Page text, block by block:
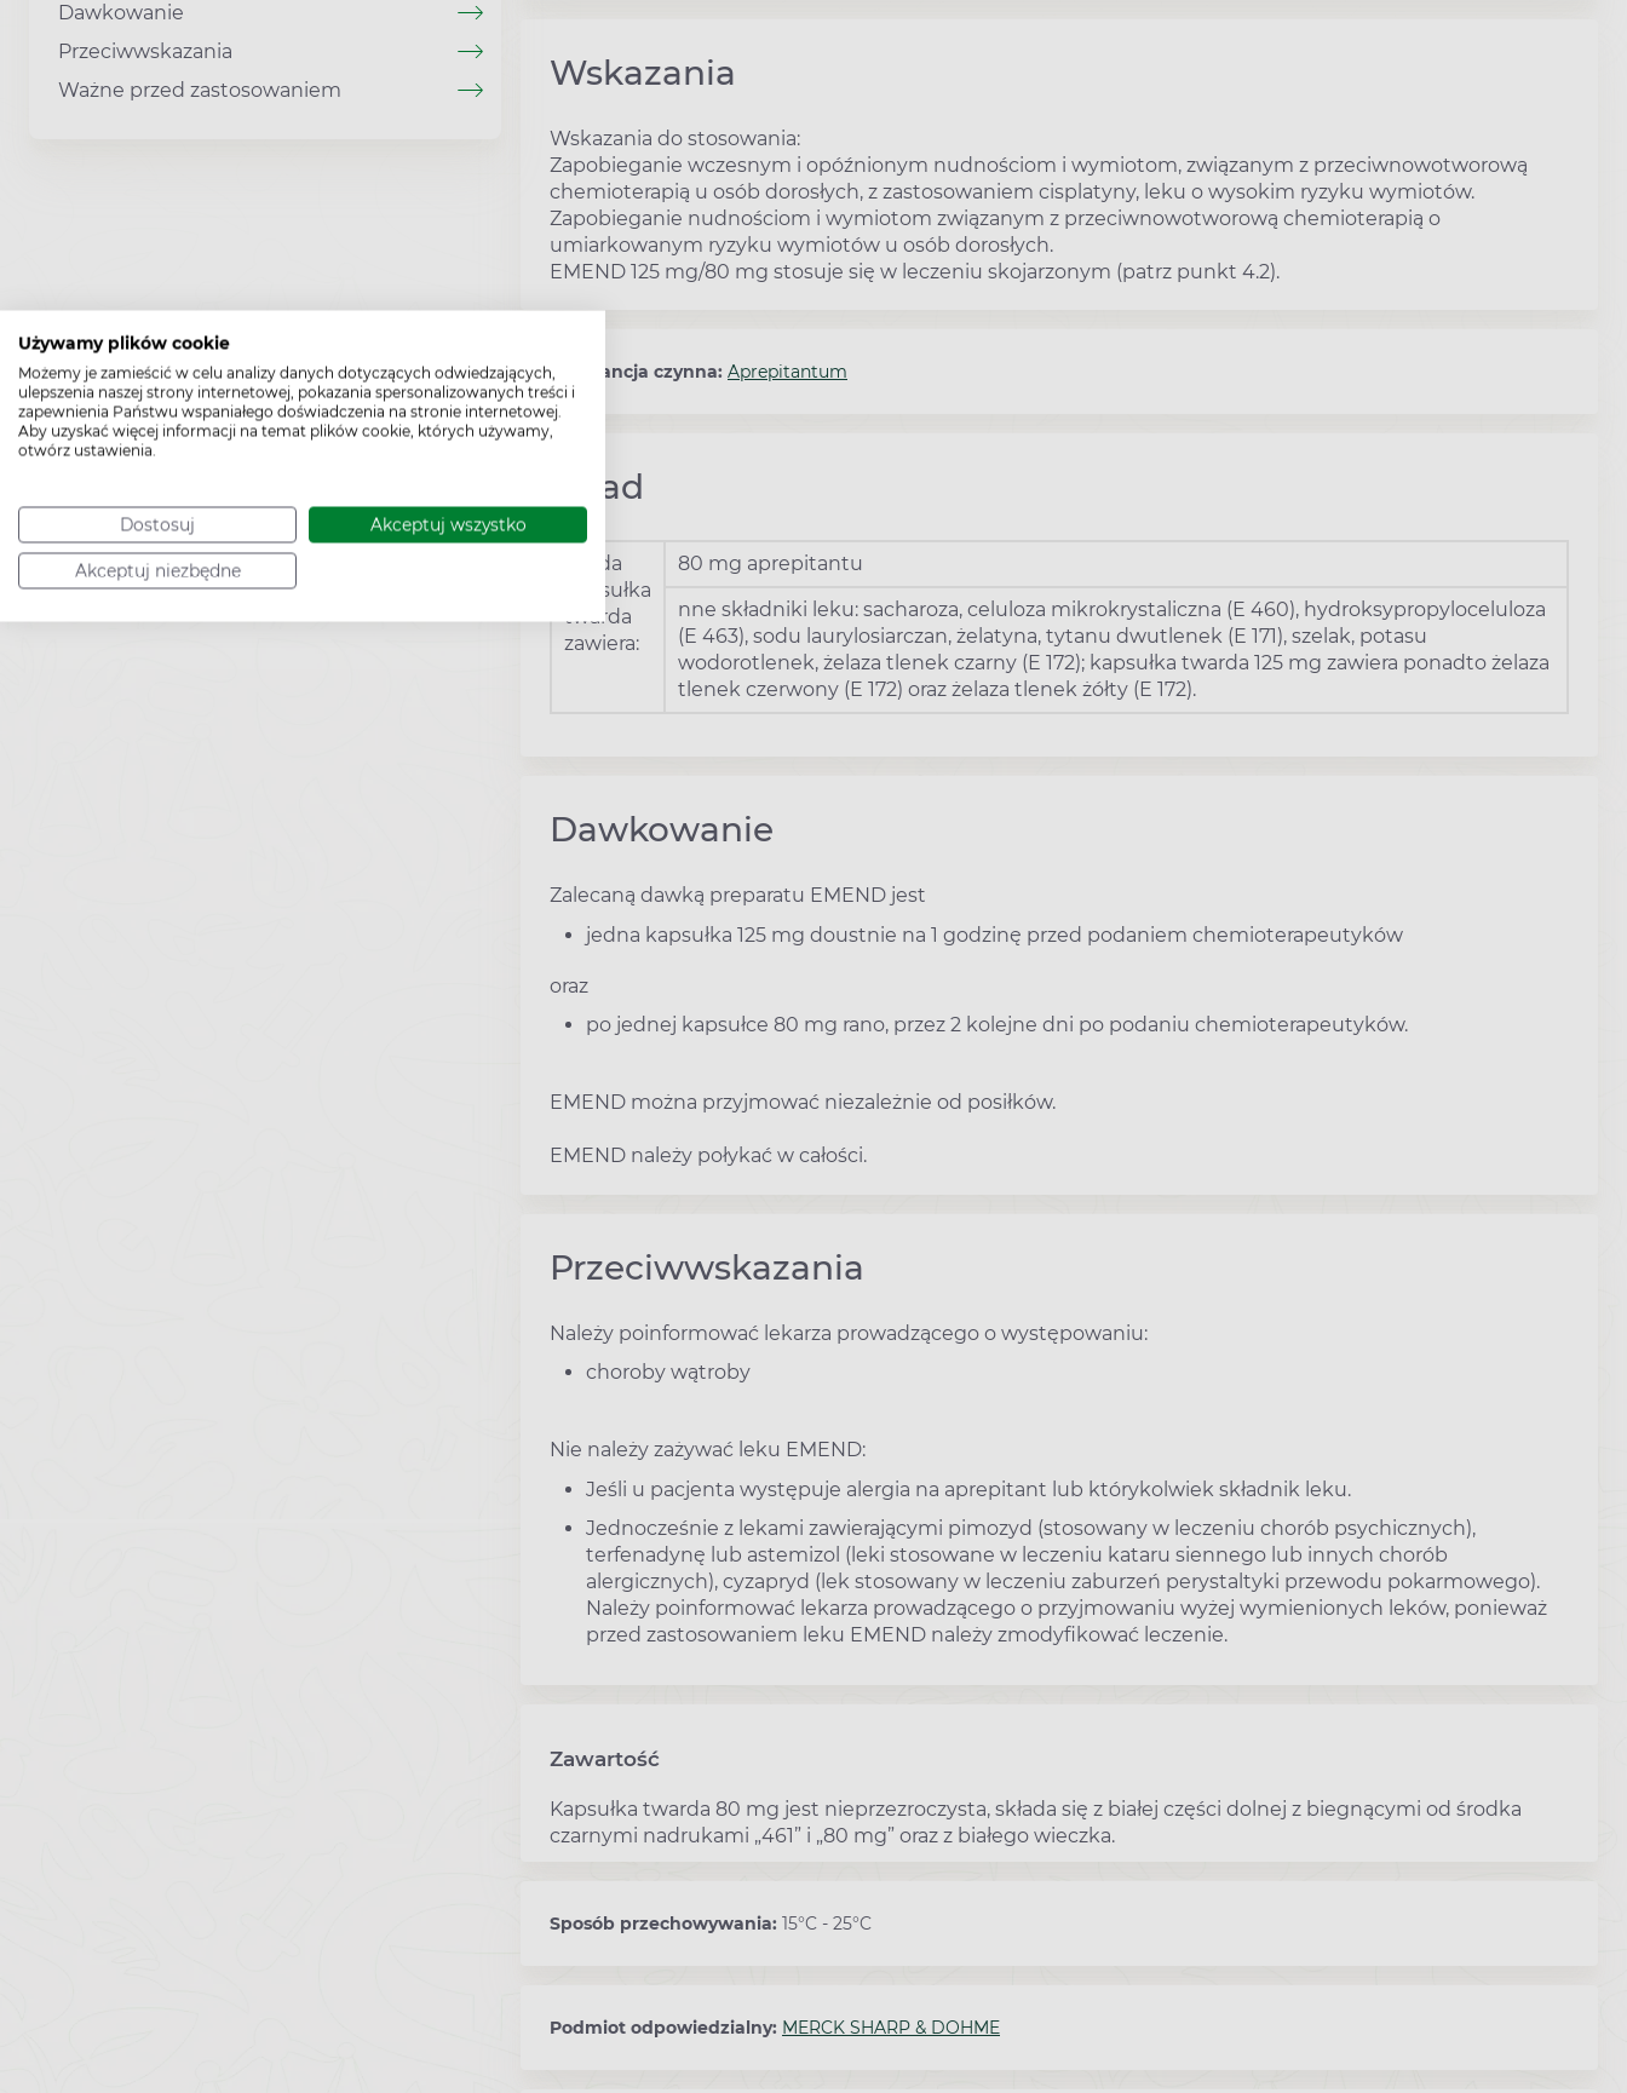
Używamy plików cookie
Możemy je zamieścić w celu analizy danych dotyczących odwiedzających,
ulepszenia naszej strony internetowej, pokazania spersonalizowanych treści i
zapewnienia Państwu wspaniałego doświadczenia na stronie internetowej.
Aby uzyskać więcej informacji na temat plików cookie, których używamy,
otwórz ustawienia.
Dostosuj Akceptuj wszystko
Akceptuj niezbędne
Dawkowanie
Przeciwwskazania
Ważne przed zastosowaniem
Wskazania
Wskazania do stosowania:
Zapobieganie wczesnym i opóźnionym nudnościom i wymiotom, związanym z przeciwnowotworową
chemioterapią u osób dorosłych, z zastosowaniem cisplatyny, leku o wysokim ryzyku wymiotów.
Zapobieganie nudnościom i wymiotom związanym z przeciwnowotworową chemioterapią o
umiarkowanym ryzyku wymiotów u osób dorosłych.
EMEND 125 mg/80 mg stosuje się w leczeniu skojarzonym (patrz punkt 4.2).
Substancja czynna: Aprepitantum
Skład
Każda
kapsułka
twarda
zawiera:
80 mg aprepitantu
nne składniki leku: sacharoza, celuloza mikrokrystaliczna (E 460), hydroksypropyloceluloza
(E 463), sodu laurylosiarczan, żelatyna, tytanu dwutlenek (E 171), szelak, potasu
wodorotlenek, żelaza tlenek czarny (E 172); kapsułka twarda 125 mg zawiera ponadto żelaza
tlenek czerwony (E 172) oraz żelaza tlenek żółty (E 172).
Dawkowanie
Zalecaną dawką preparatu EMEND jest
jedna kapsułka 125 mg doustnie na 1 godzinę przed podaniem chemioterapeutyków
oraz
po jednej kapsułce 80 mg rano, przez 2 kolejne dni po podaniu chemioterapeutyków.
EMEND można przyjmować niezależnie od posiłków.
EMEND należy połykać w całości.
Przeciwwskazania
Należy poinformować lekarza prowadzącego o występowaniu:
choroby wątroby
Nie należy zażywać leku EMEND:
Jeśli u pacjenta występuje alergia na aprepitant lub którykolwiek składnik leku.
Jednocześnie z lekami zawierającymi pimozyd (stosowany w leczeniu chorób psychicznych),
terfenadynę lub astemizol (leki stosowane w leczeniu kataru siennego lub innych chorób
alergicznych), cyzapryd (lek stosowany w leczeniu zaburzeń perystaltyki przewodu pokarmowego).
Należy poinformować lekarza prowadzącego o przyjmowaniu wyżej wymienionych leków, ponieważ
przed zastosowaniem leku EMEND należy zmodyfikować leczenie.
Zawartość
Kapsułka twarda 80 mg jest nieprzezroczysta, składa się z białej części dolnej z biegnącymi od środka
czarnymi nadrukami „461” i „80 mg” oraz z białego wieczka.
Sposób przechowywania: 15°C - 25°C
Podmiot odpowiedzialny: MERCK SHARP & DOHME